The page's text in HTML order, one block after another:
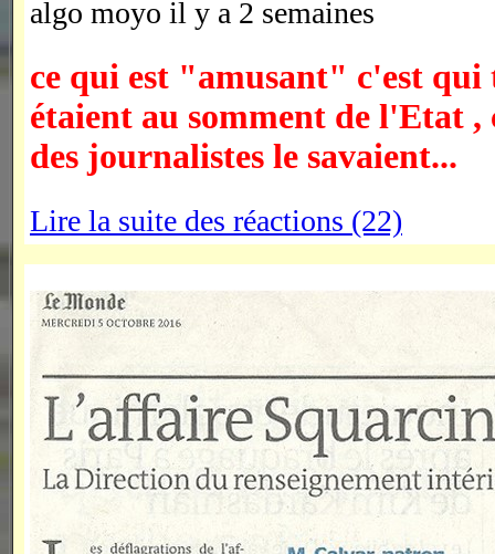
algo moyo il y a 2 semaines
ce qui est "amusant" c'est qui
étaient au somment de l'Etat
des journalistes le savaient...
Lire la suite des réactions (22)